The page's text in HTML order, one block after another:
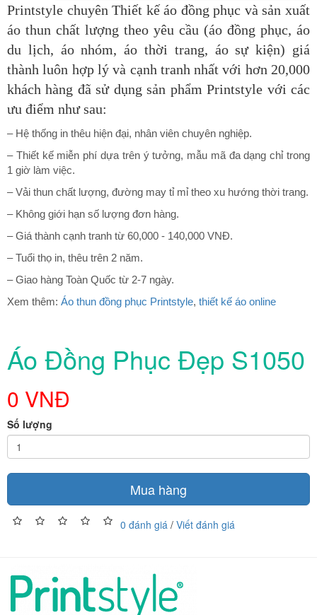
Printstyle chuyên Thiết kế áo đồng phục và sản xuất
áo thun chất lượng theo yêu cầu (áo đồng phục, áo
du lịch, áo nhóm, áo thời trang, áo sự kiện) giá
thành luôn hợp lý và cạnh tranh nhất với hơn 20,000
khách hàng đã sử dụng sản phẩm Printstyle với các
ưu điểm như sau:
– Hệ thống in thêu hiện đại, nhân viên chuyên nghiệp.
– Thiết kế miễn phí dựa trên ý tưởng, mẫu mã đa dạng chỉ trong
1 giờ làm việc.
– Vải thun chất lượng, đường may tỉ mỉ theo xu hướng thời trang.
– Không giới hạn số lượng đơn hàng.
– Giá thành cạnh tranh từ 60,000 - 140,000 VNĐ.
– Tuổi thọ in, thêu trên 2 năm.
– Giao hàng Toàn Quốc từ 2-7 ngày.
Xem thêm: Áo thun đồng phục Printstyle, thiết kế áo online
Áo Đồng Phục Đẹp S1050
0 VNĐ
Số lượng
Mua hàng
0 đánh giá / Viết đánh giá